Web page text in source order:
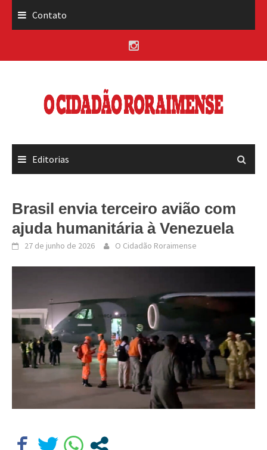
Contato
Editorias
Brasil envia terceiro avião com
ajuda humanitária à Venezuela
27 de junho de 2026 O Cidadão Roraimense